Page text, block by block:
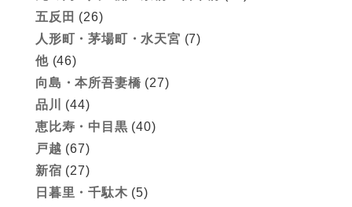
五反田 (26)
人形町・茅場町・水天宮 (7)
他(46)
向島・本所吾妻橋 (27)
品川
(44)
恵比寿・中目黒 (40)
戸越 (67)
新宿 (27)
日暮里・千駄木 (5)